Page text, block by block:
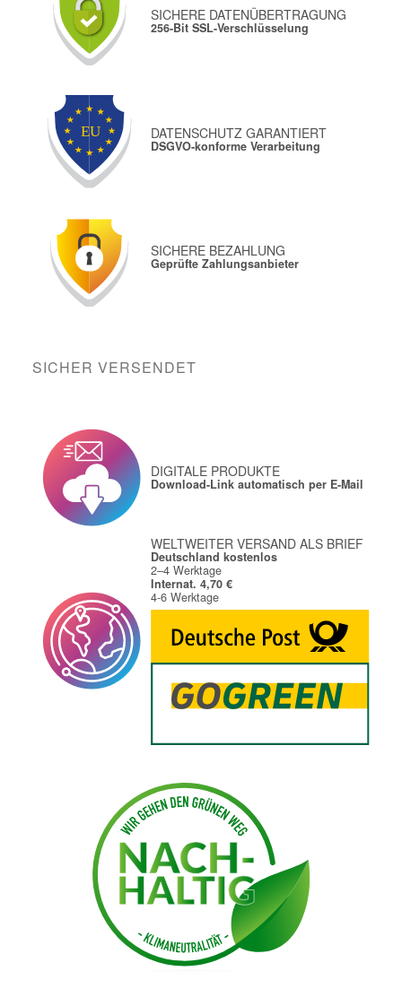
SICHERE DATENÜBERTRAGUNG
256-Bit SSL-Verschlüsselung
DATENSCHUTZ GARANTIERT
DSGVO-konforme Verarbeitung
SICHERE BEZAHLUNG
Geprüfte Zahlungsanbieter
SICHER VERSENDET
DIGITALE PRODUKTE
Download-Link automatisch per E-Mail
WELTWEITER VERSAND ALS BRIEF
Deutschland kostenlos
2–4 Werktage
Internat. 4,70 €
4-6 Werktage